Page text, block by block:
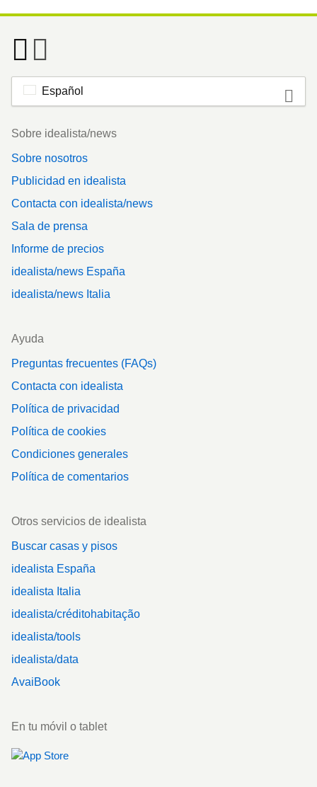
Español
Footer
Sobre idealista/news
Sobre nosotros
Publicidad en idealista
Contacta con idealista/news
Sala de prensa
Informe de precios
idealista/news España
idealista/news Italia
Ayuda
Preguntas frecuentes (FAQs)
Contacta con idealista
Política de privacidad
Política de cookies
Condiciones generales
Política de comentarios
Otros servicios de idealista
Buscar casas y pisos
idealista España
idealista Italia
idealista/créditohabitação
idealista/tools
idealista/data
AvaiBook
En tu móvil o tablet